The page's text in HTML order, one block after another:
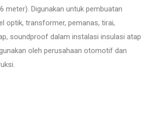
meter). Digunakan untuk pembuatan
optik, transformer, pemanas, tirai,
soundproof dalam instalasi insulasi atap
oleh perusahaan otomotif dan